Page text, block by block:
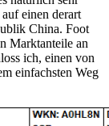
einen derart
China. Foot
Marktanteile an
ich, einen von
einfachsten Weg